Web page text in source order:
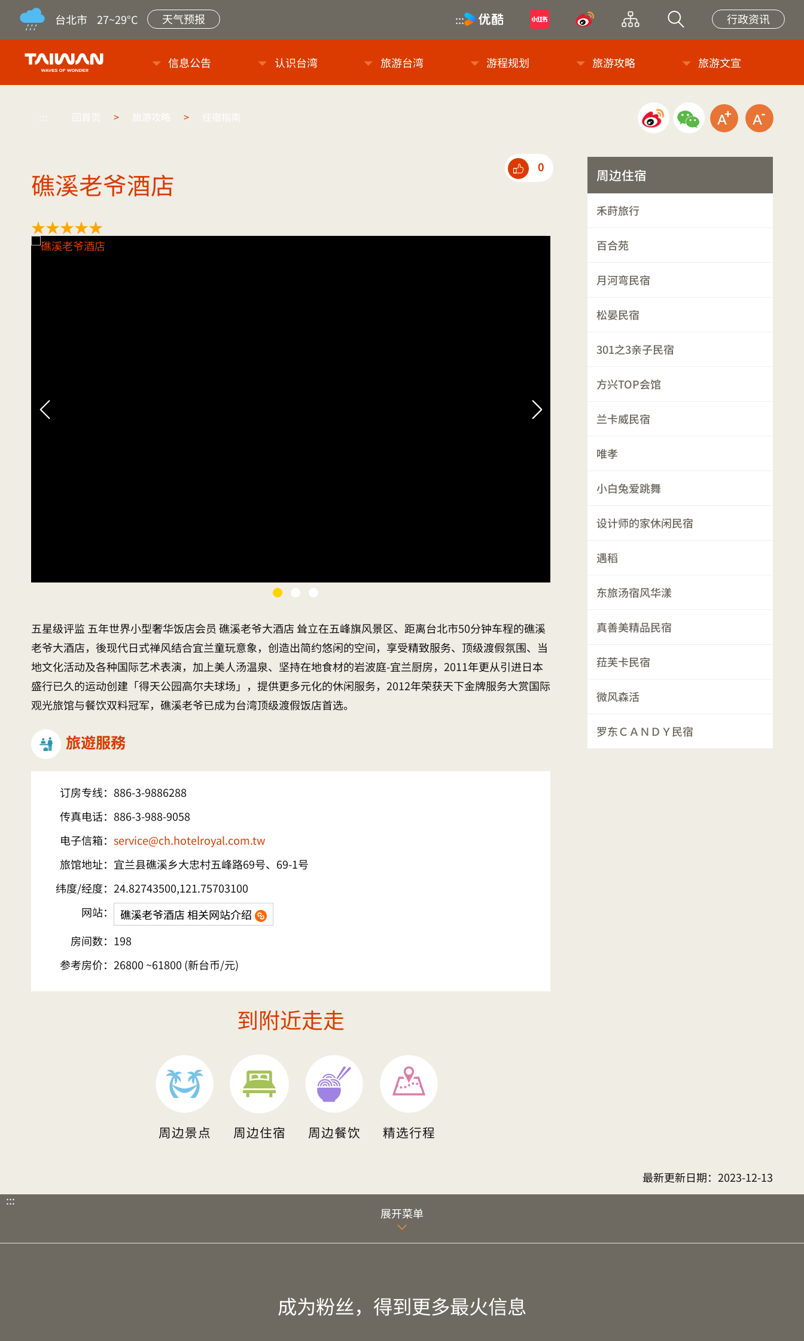
台北市 27~29°C 天气预报 ::: 小紅書 网站导览 站内搜索行政资讯
台旅会北京办事处-台湾观光信息网
信息公告
认识台湾 旅游台湾 游程规划 旅游攻略 旅游文宣
::: 回首页 > 旅游攻略 > 住宿指南
微博分享微信分享放大字级
礁溪老爷酒店
点选推荐
0
五星级评监 五年世界小型奢华饭店会员 礁溪老爷大酒店 耸立在五峰旗风景区、距离台北市50分钟车程的礁溪
老爷大酒店，後现代日式禅风结合宜兰童玩意象，创造出简约悠闲的空间，享受精致服务、顶级渡假氛围、当
地文化活动及各种国际艺术表演，加上美人汤温泉、坚持在地食材的岩波庭-宜兰厨房，2011年更从引进日本
盛行已久的运动创建「得天公园高尔夫球场」，提供更多元化的休闲服务，2012年荣获天下金牌服务大赏国际
观光旅馆与餐饮双料冠军，礁溪老爷已成为台湾顶级渡假饭店首选。
旅遊服務
订房专线： 886-3-9886288
传真电话： 886-3-988-9058
电子信箱： service@ch.hotelroyal.com.tw
旅馆地址： 宜兰县礁溪乡大忠村五峰路69号、69-1号
纬度/经度： 24.82743500,121.75703100
网站：
礁溪老爷酒店 相关网站介绍
房间数： 198
参考房价： 26800 ~61800 (新台币/元)
到附近走走
周边景点 周边住宿 周边餐饮 精选行程
周边住宿
禾莳旅行
百合苑
月河弯民宿
松晏民宿
301之3亲子民宿
方兴TOP会馆
兰卡威民宿
唯孝
小白兔爱跳舞
设计师的家休闲民宿
遇稻
东旅汤宿风华漾
真善美精品民宿
菈芙卡民宿
微风森活
罗东ＣＡＮＤＹ民宿
最新更新日期： 2023-12-13
:::
展开菜单
成为粉丝，得到更多最火信息